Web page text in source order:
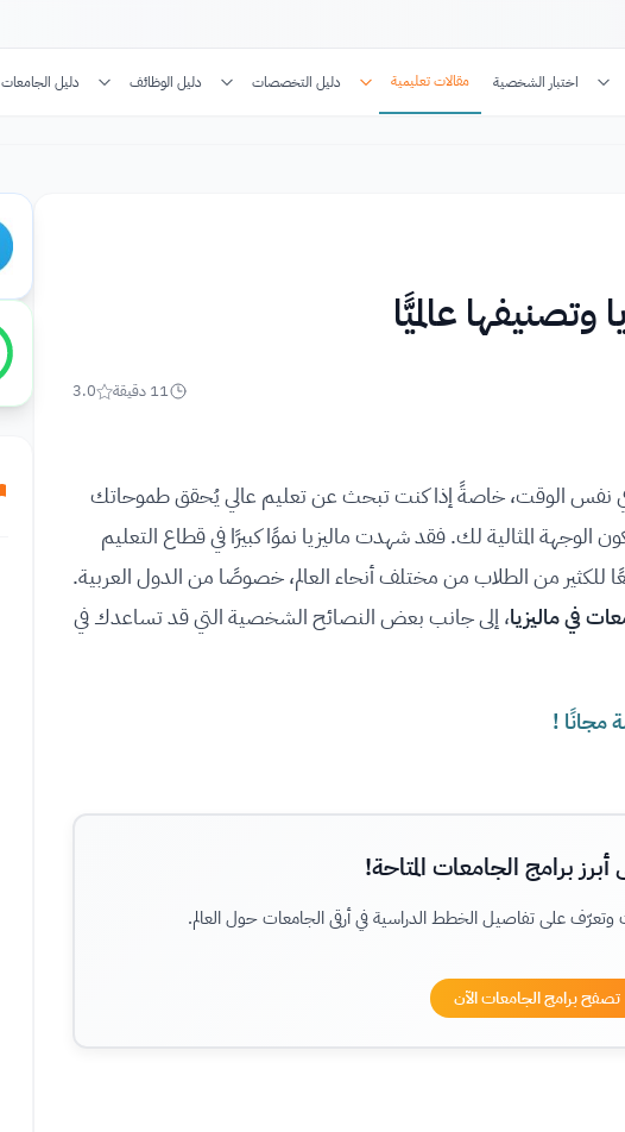
اختبار الشخصية مقالات تعليمية دليل التخصصات دليل الوظائف دليل الجامعات
11 دقيقة 3.0
في نفس الوقت، خاصةً إذا كنت تبحث عن تعليم عالي يُحقق طموحاتك
الوجهة المثالية لك. فقد شهدت ماليزيا نموًا كبيرًا في قطاع التعليم
للكثير من الطلاب من مختلف أنحاء العالم، خصوصًا من الدول العربية.
في ماليزيا، إلى جانب بعض النصائح الشخصية التي قد تساعدك في
برامج الجامعات المتاحة!
وتعرّف على تفاصيل الخطط الدراسية في أرقى الجامعات حول العالم.
تصفح برامج الجامعات الآن